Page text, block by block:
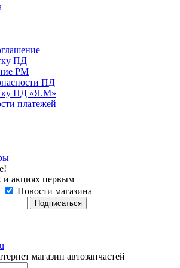
ПД
РМ
ПД
ПД «Я.М»
платежей
и акциях первым
Новости магазина
магазин автозапчастей